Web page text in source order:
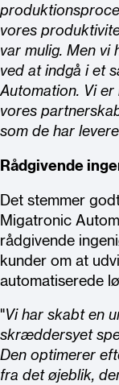
vores
var mulig. Men vi
ved at indgå i et
Automation. Vi
vores
som de har
Rådgivende
Det stemmer
Migatronic
rådgivende
kunder om at
automatiserede
"Vi har skabt en
skræddersyet
Den optimerer
fra det øjeblik,